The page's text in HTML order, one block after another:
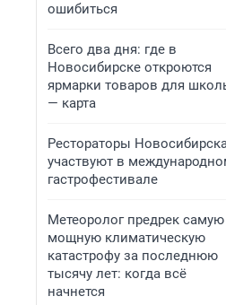
ошибиться
Всего два дня: где в
Новосибирске откроются
ярмарки товаров для
— карта
Рестораторы
участвуют в
гастрофестивале
Метеоролог предрек самую
мощную климатическую
катастрофу за последнюю
тысячу лет: когда всё
начнется